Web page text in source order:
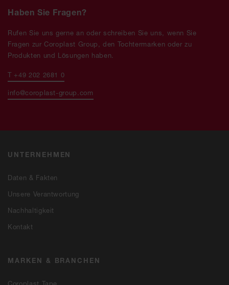
UNTERNEHMEN
Daten & Fakten
Unsere Verantwortung
Nachhaltigkeit
Kontakt
MARKEN & BRANCHEN
Haben Sie Fragen?
Rufen Sie uns gerne an oder schreiben Sie uns, wenn Sie
Fragen zur Coroplast Group, den Tochtermarken oder zu
Produkten und Lösungen haben.
T +49 202 2681 0
info@coroplast-group.com